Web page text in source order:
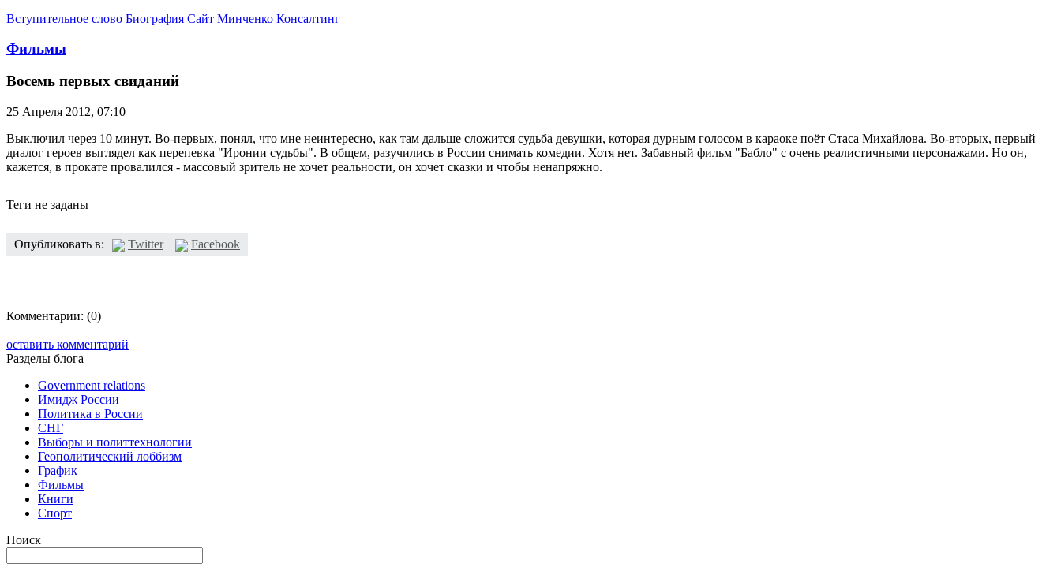
Вступительное слово Биография Сайт Минченко Консалтинг
Фильмы
Восемь первых свиданий
25 Апреля 2012, 07:10
Выключил через 10 минут. Во-первых, понял, что мне неинтересно, как там дальше сложится судьба девушки, которая дурным голосом в караоке поёт Стаса Михайлова. Во-вторых, первый
диалог героев выглядел как перепевка "Иронии судьбы". В общем, разучились в России снимать комедии. Хотя нет. Забавный фильм "Бабло" с очень реалистичными персонажами. Но он,
кажется, в прокате провалился - массовый зритель не хочет реальности, он хочет сказки и чтобы ненапряжно.
Теги не заданы
Опубликовать в: Twitter Facebook
Комментарии: (0)
оставить комментарий
Разделы блога
Government relations
Имидж России
Политика в России
СНГ
Выборы и политтехнологии
Геополитический лоббизм
График
Фильмы
Книги
Спорт
Поиск